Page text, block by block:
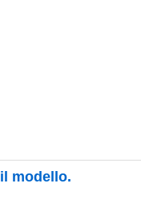
il modello.